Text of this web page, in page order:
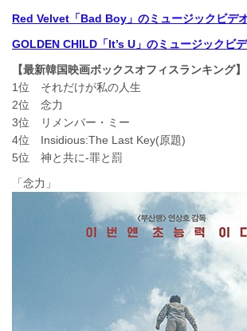
Red Velvet「Bad Boy」のミュージックビデ
GOLDEN CHILD「It’s U」のミュージックビ
【最新韓国映画ボックスオフィスランキング
1位 それだけが私の人生
2位 念力
3位 リメンバー・ミー
4位 Insidious:The Last Key(原題)
5位 神と共に-罪と罰
「念力」